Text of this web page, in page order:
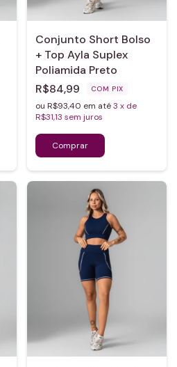
Conjunto Short Bolso
+ Top Ayla Suplex
Poliamida Preto
R$84,99
COM PIX
ou R$93,40 em até3 x de
R$31,13 sem juros